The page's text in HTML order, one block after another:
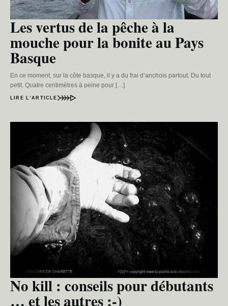
Les vertus de la pêche à la
mouche pour la bonite au Pays
Basque
En ce moment, sur la côte basque, il y a du frai d’anchois partout. Du tout
petit. Quatre centimètres à peine pour […]
LIRE L’ARTICLE
No kill : conseils pour débutants
… et les autres ;-)